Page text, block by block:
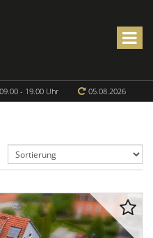
- 19.00 Uhr 05.08.2026